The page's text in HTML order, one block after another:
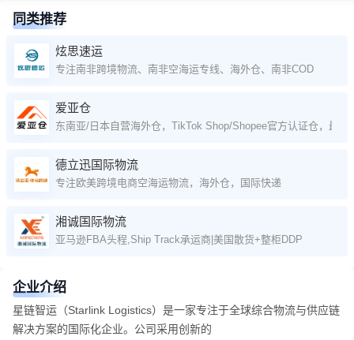
同类推荐
炫思速运
专注南非跨境物流、南非空海运专线、海外仓、南非COD
爱亚仓
东南亚/日本自营海外仓，TikTok Shop/Shopee官方认证仓，最快
德立迅国际物流
专注欧美跨境电商空海运物流，海外仓，国际快递
湘诚国际物流
亚马逊FBA头程,Ship Track承运商|美国散货+整柜DDP
企业介绍
星链智运（Starlink Logistics）是一家专注于全球综合物流与供应链
解决方案的国际化企业。公司采用创新的